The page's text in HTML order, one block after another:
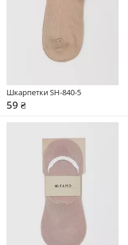
Шкарпетки SH-840-5
59 ₴